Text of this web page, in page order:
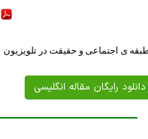
ی اجتماعی و حقیقت در تلویزیون
دانلود رایگان مقاله انگلیسی